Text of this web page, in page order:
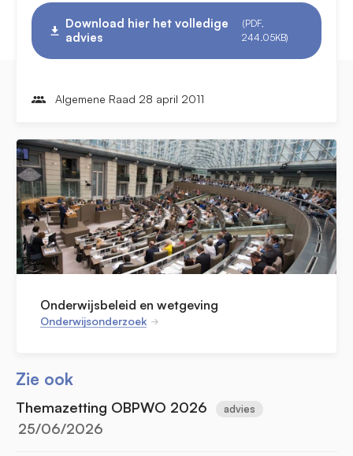
Download hier het volledige
advies
(PDF,
244.05KB)
Algemene Raad 28 april 2011
Onderwijsbeleid en wetgeving
Onderwijsonderzoek
Zie ook
Themazetting OBPWO 2026 advies
25/06/2026